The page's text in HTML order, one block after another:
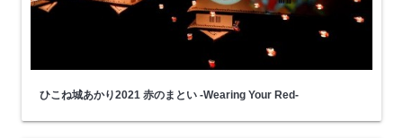
ひこね城あかり2021 赤のまとい -Wearing Your Red-